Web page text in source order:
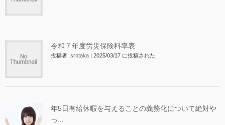
令和７年度労災保険料率表
投稿者: srotaka | 2025/03/17 に投稿された
年5日有給休暇を与えることの義務化について絶対や
っ...